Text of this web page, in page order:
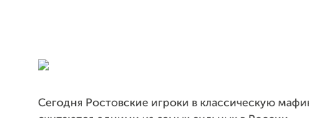
Сегодня Ростовские игроки в классическую